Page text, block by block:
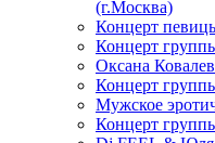
(г.Москва)
Концерт
Концерт
Оксана
Концерт
Мужское
Концерт